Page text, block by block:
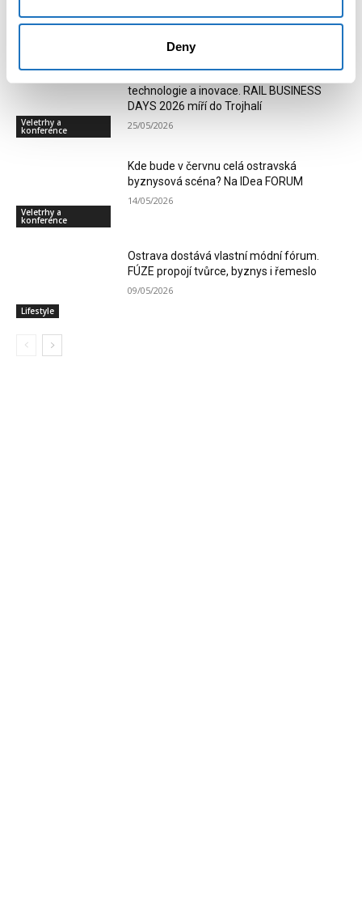
Deny
praxi
Veletrhy a
konference
technologie a inovace. RAIL BUSINESS
DAYS 2026 míří do Trojhalí
25/05/2026
Veletrhy a
konference
Kde bude v červnu celá ostravská
byznysová scéna? Na IDea FORUM
14/05/2026
Lifestyle
Ostrava dostává vlastní módní fórum.
FÚZE propojí tvůrce, byznys i řemeslo
09/05/2026